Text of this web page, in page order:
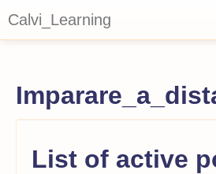
Calvi_Learning
You
List of active